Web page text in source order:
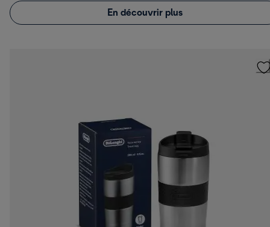
En découvrir plus